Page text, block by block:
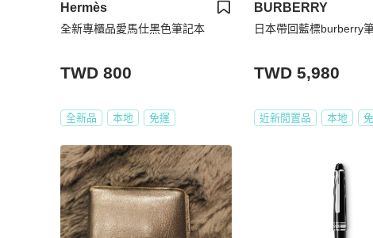
Hermès
全新專櫃品愛馬仕黑色筆記本
TWD 800
全新品 本地 免運
BURBERRY
日本帶回藍標burberry
TWD 5,980
近新閒置品 本地